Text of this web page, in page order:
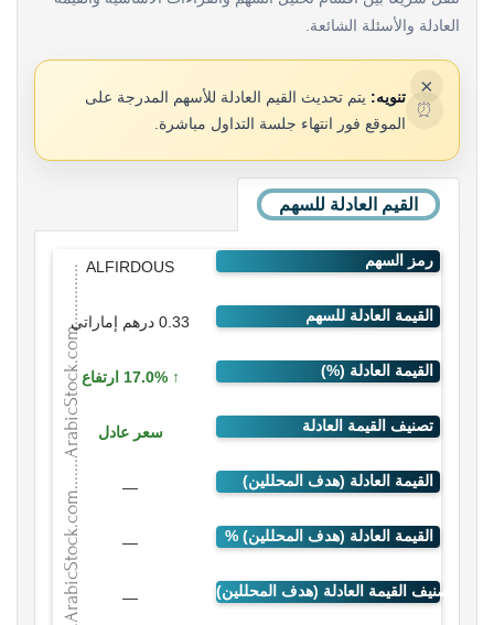
العادلة والأسئلة الشائعة.
×
⏰
تنويه: يتم تحديث القيم العادلة للأسهم المدرجة على
الموقع فور انتهاء جلسة التداول مباشرة.
القيم العادلة للسهم
ALFIRDOUS
0.33 درهم إماراتي
17.0% ارتفاع
سعر عادل
—
—
—